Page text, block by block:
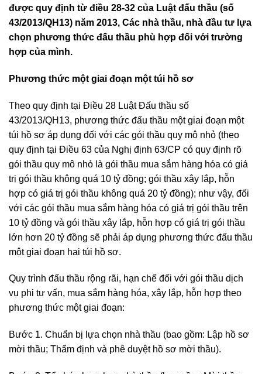
được quy định từ điều 28-32 của Luật đấu thầu (số
43/2013/QH13) năm 2013, Các nhà thầu, nhà đầu tư lựa
chọn phương thức đấu thầu phù hợp đối với trường
hợp của mình.
Phương thức một giai đoạn một túi hồ sơ
Theo quy định tại Điều 28 Luật Đấu thầu số
43/2013/QH13, phương thức đấu thầu một giai đoạn một
túi hồ sơ áp dụng đối với các gói thầu quy mô nhỏ (theo
quy định tại Điều 63 của Nghị định 63/CP có quy định rõ
gói thầu quy mô nhỏ là gói thầu mua sắm hàng hóa có giá
trị gói thầu không quá 10 tỷ đồng; gói thầu xây lắp, hỗn
hợp có giá trị gói thầu không quá 20 tỷ đồng); như vậy, đối
với các gói thầu mua sắm hàng hóa có giá trị gói thầu trên
10 tỷ đồng và gói thầu xây lắp, hỗn hợp có giá trị gói thầu
lớn hơn 20 tỷ đồng sẽ phải áp dụng phương thức đấu thầu
một giai đoạn hai túi hồ sơ.
Quy trình đấu thầu rộng rãi, hạn chế đối với gói thầu dịch
vụ phi tư vấn, mua sắm hàng hóa, xây lắp, hỗn hợp theo
phương thức một giai đoạn:
Bước 1. Chuẩn bị lựa chọn nhà thầu (bao gồm: Lập hồ sơ
mời thầu; Thẩm định và phê duyệt hồ sơ mời thầu).